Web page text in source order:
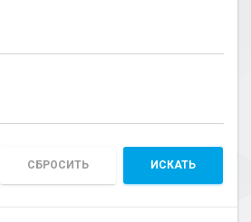
СБРОСИТЬ ИСКАТЬ